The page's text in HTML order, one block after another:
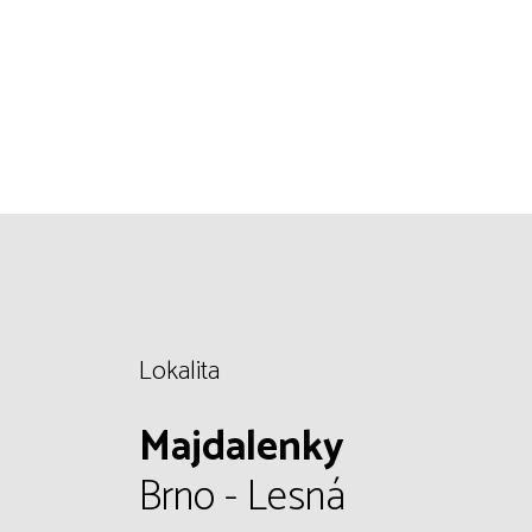
Lokalita
Majdalenky
Brno - Lesná